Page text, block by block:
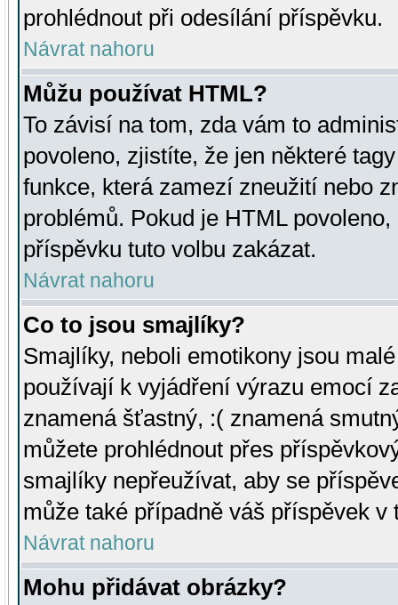
prohlédnout při odesílání příspěvku.
Návrat nahoru
Můžu používat HTML?
To závisí na tom, zda vám to
povoleno, zjistíte, že jen některé
funkce, která zamezí zneužití nebo
problémů. Pokud je HTML
příspěvku tuto volbu zakázat.
Návrat nahoru
Co to jsou smajlíky?
Smajlíky, neboli emotikony jsou
používají k vyjádření výrazu emocí
znamená šťastný, :( znamená
můžete prohlédnout přes
smajlíky nepřeužívat, aby se
může také případně váš příspěvek v
Návrat nahoru
Mohu přidávat obrázky?